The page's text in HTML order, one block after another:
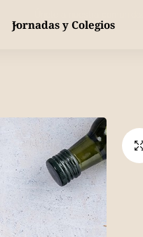
Jornadas y Colegios
Pintxos
Piparras
Piparra de temporada
Km 0
Packs de regalo